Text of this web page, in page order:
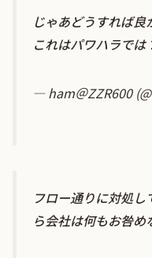
じゃあどうすれば良
これはパワハラでは
— ham＠ZZR600
フロー通りに対処
ら会社は何もお咎